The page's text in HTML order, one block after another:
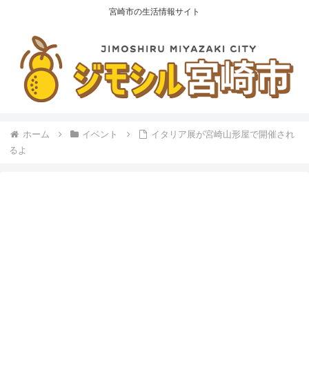
宮崎市の生活情報サイト
ホーム イベント
イタリア展が宮崎山形屋で開催され
るよ